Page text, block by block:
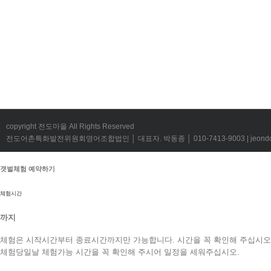
copyright 전도마을 All Rights Reserved
전도어촌특화발전위원회영어조합법인 │ 대표자. 박동종 │ 010-7413-9003 |
갯벌체험 예약하기
체험시간
까지
체험은 시작시간부터 종료시간까지만 가능합니다. 시간을 꼭 확인해 주십시
체험당일날 체험가능 시간을 꼭 확인해 주시어 일정을 세워주십시오.